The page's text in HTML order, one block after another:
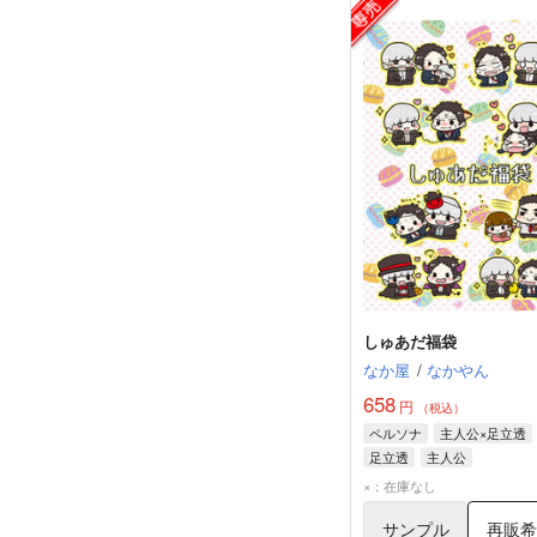
しゅあだ福袋
なか屋 / なかやん
658 円 （税込）
ペルソナ
主人公×足立透
足立透
主人公
×：在庫なし
サンプル 再販